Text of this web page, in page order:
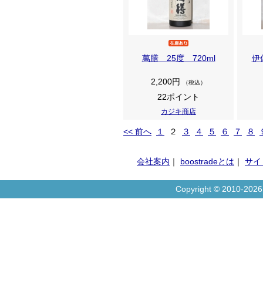
萬膳 25度 720ml
2,200円 （税込）
22ポイント
カジキ商店
<< 前へ １ ２ ３ ４ ５ ６ ７ ８
会社案内 ｜ boostradeとは ｜ サイ
Copyright © 2010-